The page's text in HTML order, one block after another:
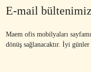
E-mail
Maem ofis mobilyaları
dönüş sağlanacaktır. İyi